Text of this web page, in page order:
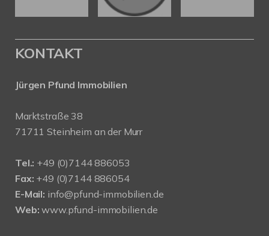
KONTAKT
Jürgen Pfund Immobilien
Marktstraße 38
71711 Steinheim an der Murr
Tel.: +49 (0)7144 886053
Fax: +49 (0)7144 886054
E-Mail: info@pfund-immobilien.de
Web: www.pfund-immobilien.de